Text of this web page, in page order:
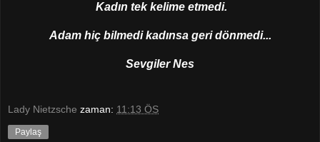
Kadın tek kelime etmedi.
Adam hiç bilmedi kadınsa geri dönmedi...
Sevgiler Nes
Lady Nietzsche zaman: 11:13 ÖS
Paylaş